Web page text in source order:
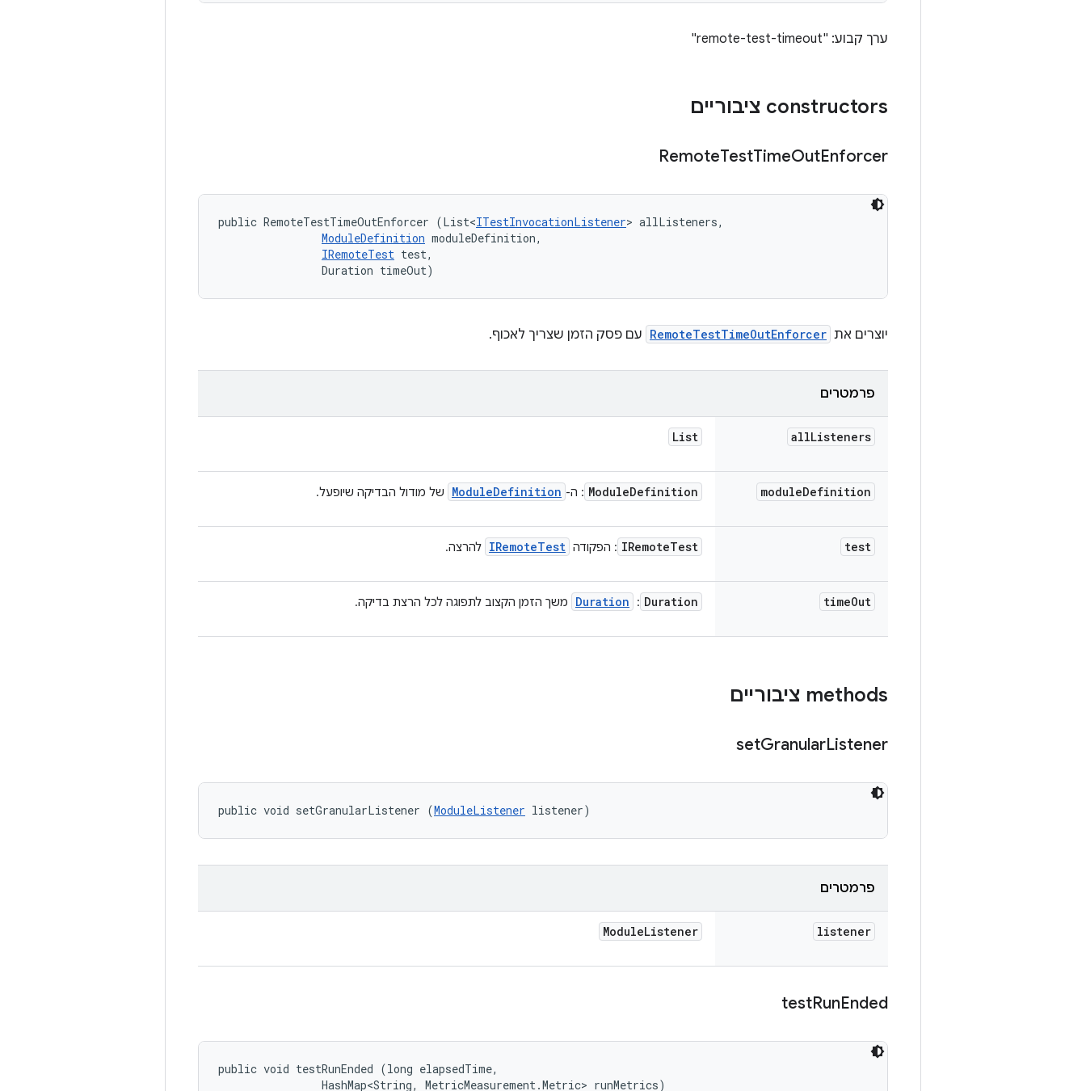
ערך קבוע: "remote-test-timeout"
‫constructors ציבוריים
RemoteTestTimeOutEnforcer
public RemoteTestTimeOutEnforcer (List<ITestInvocationListener> allListeners,
ModuleDefinition moduleDefinition,
IRemoteTest test,
                Duration timeOut)
יוצרים את RemoteTestTimeOutEnforcer עם פסק הזמן שצריך לאכוף.
פרמטרים
allListeners
List
moduleDefinition
ModuleDefinition : ה- ModuleDefinition של מודול הבדיקה שיופעל.
test
IRemoteTest : הפקודה IRemoteTest להרצה.
timeOut
Duration
:
Duration משך הזמן הקצוב לתפוגה לכל הרצת בדיקה.
‫methods ציבוריים
setGranularListener
public void setGranularListener (ModuleListener listener)
פרמטרים
listener
ModuleListener
testRunEnded
public void testRunEnded (long elapsedTime,
                HashMap<String, MetricMeasurement.Metric> runMetrics)